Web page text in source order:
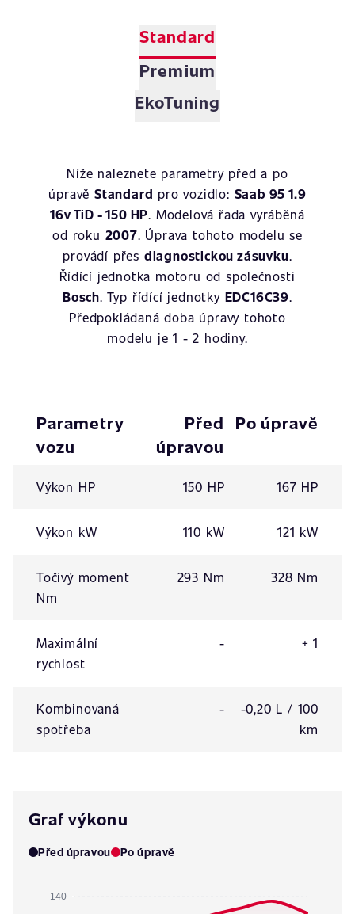
Standard
Premium
EkoTuning
Níže naleznete parametry před a po
úpravěStandard pro vozidlo: Saab 95 1.9
16v TiD - 150 HP. Modelová řada vyráběná
od roku 2007. Úprava tohoto modelu se
provádí přes diagnostickou zásuvku.
Řídící jednotka motoru od společnosti
Bosch. Typ řídící jednotky EDC16C39.
Předpokládaná doba úpravy tohoto
modelu je 1 - 2 hodiny.
Parametry
vozu
Před
úpravou
Po úpravě
Výkon HP 150 HP 167 HP
Výkon kW 110 kW 121 kW
Točivý moment
Nm
293 Nm 328 Nm
Maximální
rychlost
- + 1
Kombinovaná
spotřeba
-
-0,20 L / 100
km
Graf výkonu
Před úpravou Po úpravě
140